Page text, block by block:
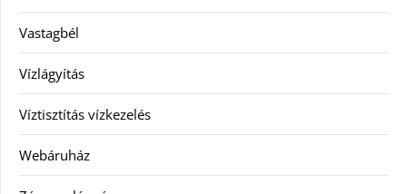
Vastagbél
Vízlágyítás
Víztisztítás vízkezelés
Webáruház